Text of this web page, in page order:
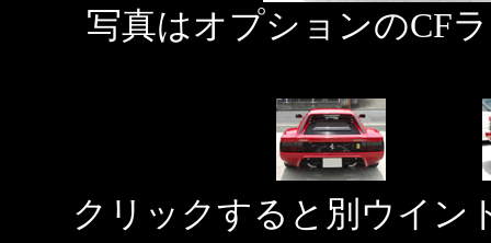
写真はオプションのCF
クリックすると別ウイン